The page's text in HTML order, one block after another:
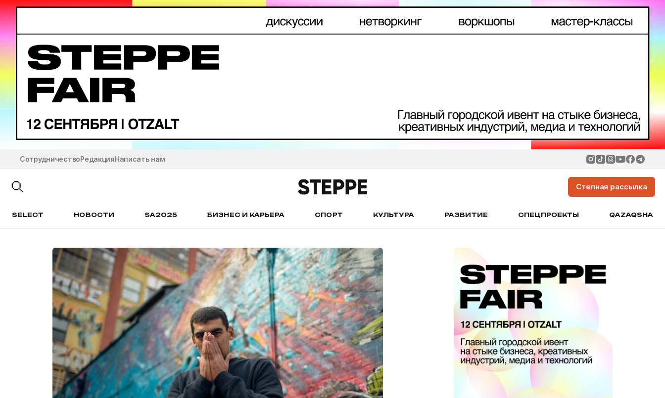
СотрудничествоРедакцияНаписать нам
Степная рассылка
SELECT НОВОСТИ SA2025 БИЗНЕС И КАРЬЕРА СПОРТ КУЛЬТУРА РАЗВИТИЕ СПЕЦПРОЕКТЫ QAZAQSHA